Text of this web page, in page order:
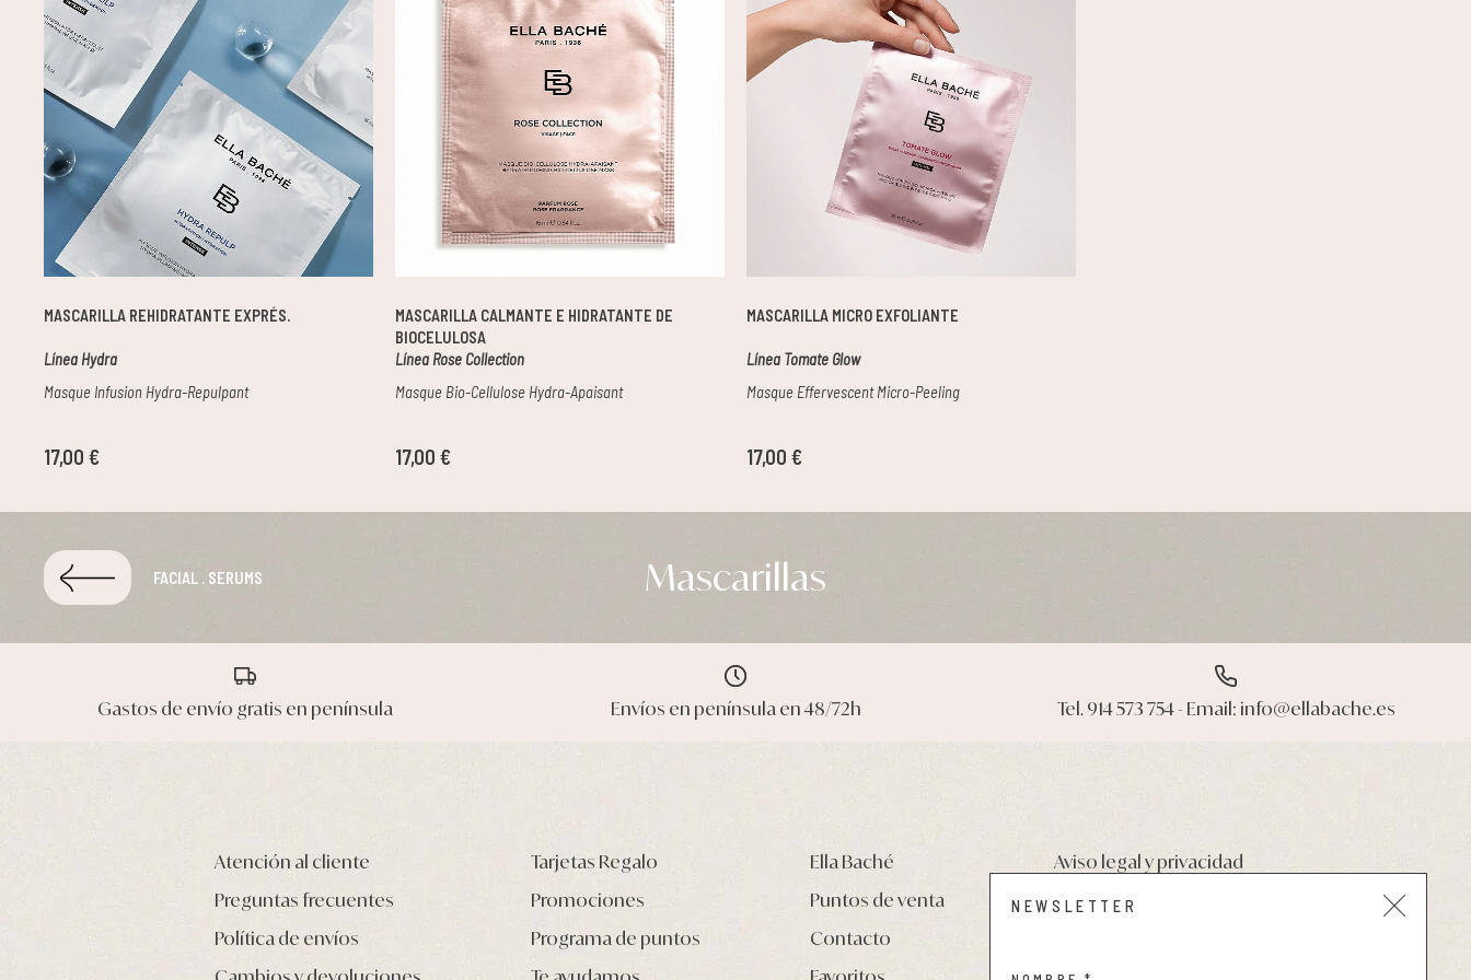
MASCARILLA REHIDRATANTE EXPRÉS.
Línea Hydra
Masque Infusion Hydra-Repulpant
17,00 €
MASCARILLA CALMANTE E HIDRATANTE DE
BIOCELULOSA
Línea Rose Collection
Masque Bio-Cellulose Hydra-Apaisant
17,00 €
MASCARILLA MICRO EXFOLIANTE
Línea Tomate Glow
Masque Effervescent Micro-Peeling
17,00 €
Mascarillas
FACIAL . SERUMS
Gastos de envío gratis en península Envíos en península en 48/72h Tel. 914 573 754 - Email: info@ellabache.es
Atención al cliente
Preguntas frecuentes
Política de envíos
Tarjetas Regalo
Promociones
Programa de puntos
Ella Baché
Puntos de venta
Contacto
Aviso legal y privacidad
Condiciones de compra
NEWSLETTER
Pieles grasas
Pieles secas
Manchas
Nutricosméticos
Contorno de Ojos